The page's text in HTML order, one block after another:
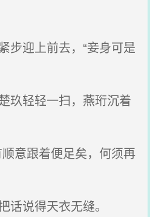
步迎上前去，“妾身可是
玖轻轻一扫，燕珩沉着
意跟着便足矣，何须再
说得天衣无缝。